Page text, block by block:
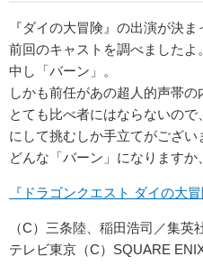
『ダイの大冒険』の出演が決
前回のキャストを調べました
中し「バーン」。
しかも前任があの超人的声帯
とても比べ者にはならないの
にして挑むしか手立てがござい
どんな「バーン」になりますか
『ドラゴンクエスト ダイの大
（C）三条陸、稲田浩司／集英
テレビ東京（C）SQUARE